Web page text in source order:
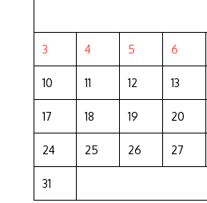
3 4 5 6
10 11 12 13
17 18 19 20
24 25 26 27
31